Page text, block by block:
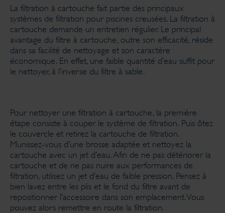
La filtration à cartouche fait partie des principaux
systèmes de filtration pour piscines creusées. La filtration à
cartouche demande un entretien régulier. Le principal
avantage du filtre à cartouche, outre son efficacité, réside
dans sa facilité de nettoyage et son caractère
économique. En effet, une faible quantité d’eau suffit pour
le nettoyer, à l’inverse du filtre à sable.
Pour nettoyer une filtration à cartouche, la première
étape consiste à couper le système de filtration. Puis ôtez
le couvercle et retirez la cartouche de filtration.
Munissez-vous d’une brosse adaptée et nettoyez la
cartouche avec un jet d’eau. Afin de ne pas détériorer la
cartouche et de ne pas nuire aux performances de
filtration, utilisez un jet d’eau de faible pression. Pensez à
bien lavez entre les plis et le fond du filtre avant de
repositionner l’accessoire dans son emplacement. Vous
pouvez alors remettre en route la filtration.